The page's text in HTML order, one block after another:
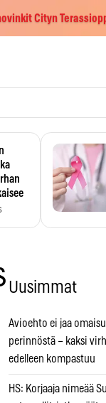
Cityn
Uusimmat
Avioehto ei jaa
perinnöstä – kaksi
edelleen kompastuu
HS: Korjaaja nimeää